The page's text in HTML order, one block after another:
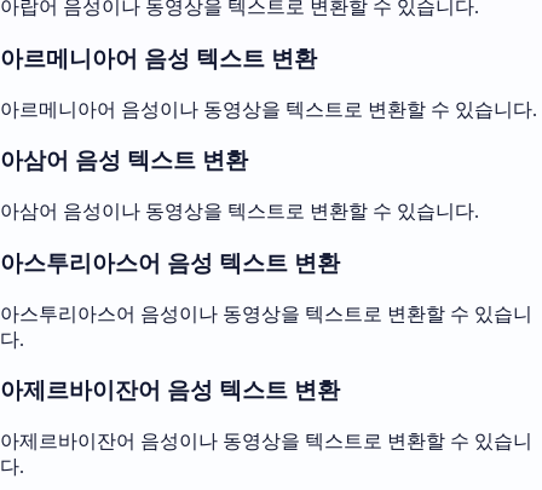
아랍어 음성이나 동영상을 텍스트로 변환할 수 있습니다.
아르메니아어 음성 텍스트 변환
아르메니아어 음성이나 동영상을 텍스트로 변환할 수 있습니다.
아삼어 음성 텍스트 변환
아삼어 음성이나 동영상을 텍스트로 변환할 수 있습니다.
아스투리아스어 음성 텍스트 변환
아스투리아스어 음성이나 동영상을 텍스트로 변환할 수 있습니
다.
아제르바이잔어 음성 텍스트 변환
아제르바이잔어 음성이나 동영상을 텍스트로 변환할 수 있습니
다.